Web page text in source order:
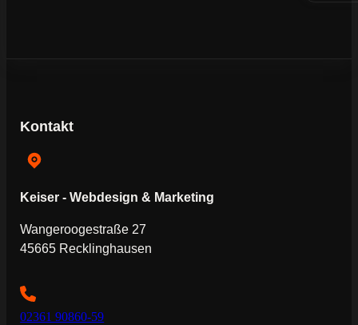
Kontakt
Keiser - Webdesign & Marketing
Wangeroogestraße 27
45665 Recklinghausen
02361 90860-59